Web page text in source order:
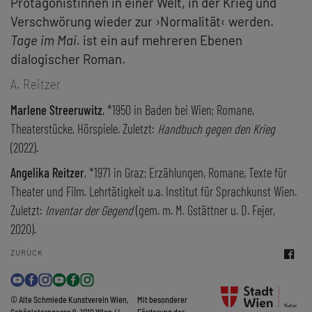
Verschwörung wieder zur ›Normalität‹ werden.
Tage im Mai. ist ein auf mehreren Ebenen
dialogischer Roman.
A. Reitzer
Marlene Streeruwitz, *1950 in Baden bei Wien; Romane,
Theaterstücke, Hörspiele. Zuletzt: Handbuch gegen den Krieg
(2022).
Angelika Reitzer, *1971 in Graz; Erzählungen, Romane, Texte für
Theater und Film. Lehrtätigkeit u.a. Institut für Sprachkunst Wien.
Zuletzt: Inventar der Gegend(gem. m. M. Gstättner u. D. Fejer,
2020).
ZURÜCK
© Alte Schmiede Kunstverein Wien,
Mit besonderer